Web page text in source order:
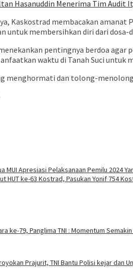
Hasanuddin Menerima Tim Audit
Kaskostrad membacakan amanat
untuk membersihkan diri dari dosa-
pentingnya berdoa agar
waktu di Tanah Suci untuk
menghormati dan tolong-
MUI Apresiasi Pelaksanaan Pemilu 2024
HUT ke-63 Kostrad, Pasukan Yonif 754
ke-79, Panglima TNI : Momentum
Prajurit, TNI Bantu Polisi kejar dan